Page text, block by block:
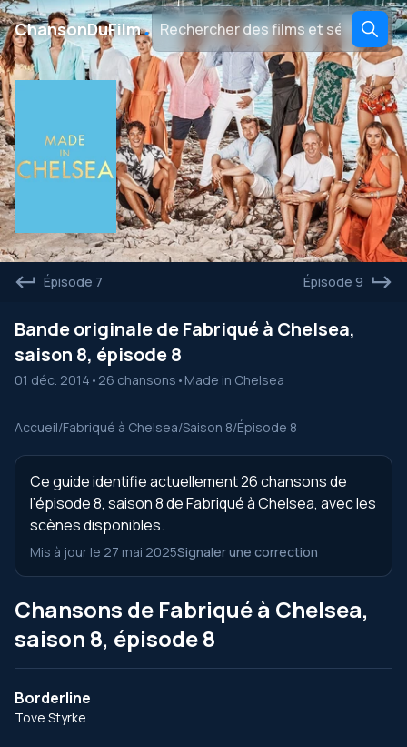
ChansonDuFilm․
Épisode 7 Épisode 9
Bande originale de Fabriqué à Chelsea,
saison 8, épisode 8
01 déc. 2014 • 26 chansons • Made in Chelsea
Accueil/Fabriqué à Chelsea/Saison 8/Épisode 8
Ce guide identifie actuellement 26 chansons de
l’épisode 8, saison 8 de Fabriqué à Chelsea, avec les
scènes disponibles.
Mis à jour le 27 mai 2025Signaler une correction
Chansons de Fabriqué à Chelsea,
saison 8, épisode 8
Borderline
Tove Styrke